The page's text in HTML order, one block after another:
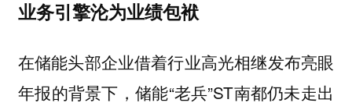
业务引擎沦为业绩包袱
在储能头部企业借着行业高光相继发布亮眼
年报的背景下，储能“老兵”ST南都仍未走出